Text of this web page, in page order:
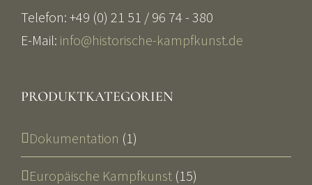
Telefon: +49 (0) 21 51 / 96 74 - 380
E-Mail: info@historische-kampfkunst.de
PRODUKTKATEGORIEN
Dokumentation (1)
Europäische Kampfkunst (15)